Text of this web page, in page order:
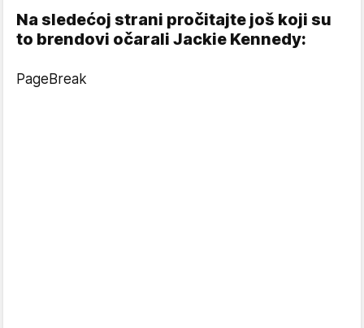
Na sledećoj strani pročitajte još koji su
to brendovi očarali Jackie Kennedy:
PageBreak